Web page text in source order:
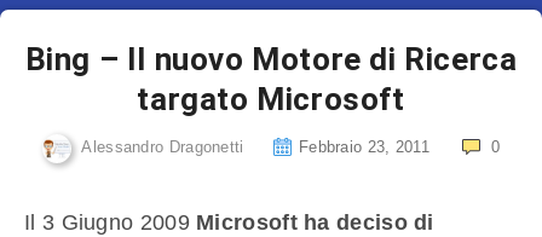
Bing – Il nuovo Motore di Ricerca
targato Microsoft
Alessandro Dragonetti Febbraio 23, 2011 0
Il 3 Giugno 2009 Microsoft ha deciso di